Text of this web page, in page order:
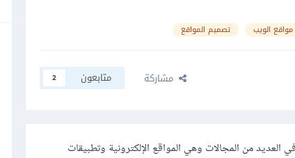
مواقع الويب تصميم المواقع
مشاركة متابعون 2
من المجالات وهي المواقع الإلكترونية وتطبيقات